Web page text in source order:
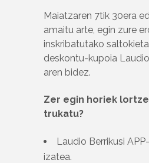
Maiatzaren 7tik 30era
amaitu arte, egin zure
inskribatutako
deskontu-kupoia
aren bidez.
Zer egin horiek
trukatu?
Laudio Berrikusi
izatea.